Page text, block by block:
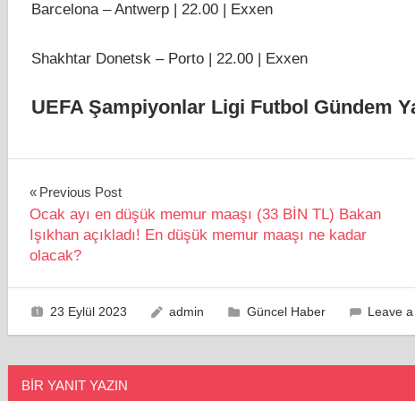
Barcelona – Antwerp | 22.00 | Exxen
Shakhtar Donetsk – Porto | 22.00 | Exxen
UEFA Şampiyonlar Ligi Futbol Gündem
Yazı
gezinmesi
Previous Post
Ocak ayı en düşük memur maaşı (33 BİN TL) Bakan
Işıkhan açıkladı! En düşük memur maaşı ne kadar
olacak?
23 Eylül 2023 admin Güncel Haber Leave
BIR YANIT YAZIN